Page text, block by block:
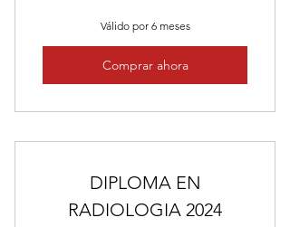
Válido por 6 meses
Comprar ahora
DIPLOMA EN
RADIOLOGIA 2024